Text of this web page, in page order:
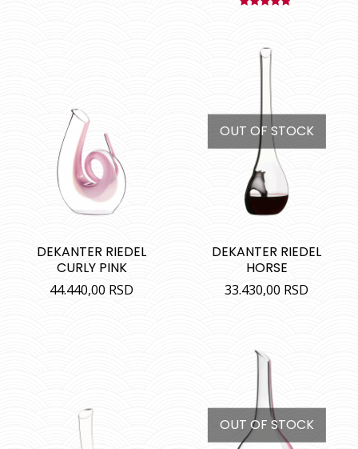
DEKANTER RIEDEL
CURLY PINK
44.440,00 RSD
OUT OF STOCK
DEKANTER RIEDEL
HORSE
33.430,00 RSD
OUT OF STOCK